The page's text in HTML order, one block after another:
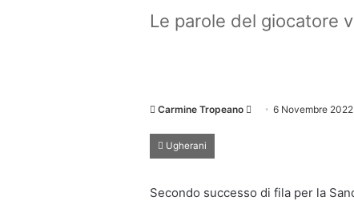
Le parole del giocatore
Carmine Tropeano
Invia 6 Novembre 2022
Ugherani
Secondo successo di fila per la